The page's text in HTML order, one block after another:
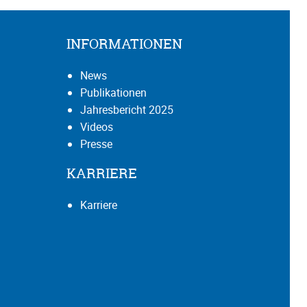
INFORMATIONEN
News
Publikationen
Jahresbericht 2025
Videos
Presse
KARRIERE
Karriere